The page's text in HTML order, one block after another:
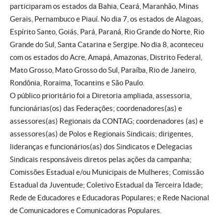
participaram os estados da Bahia, Ceará, Maranhão, Minas
Gerais, Pernambuco e Piauí. No dia 7, os estados de Alagoas,
Espírito Santo, Goiás, Pará, Paraná, Rio Grande do Norte, Rio
Grande do Sul, Santa Catarina e Sergipe. No dia 8, aconteceu
com os estados do Acre, Amapá, Amazonas, Distrito Federal,
Mato Grosso, Mato Grosso do Sul, Paraíba, Rio de Janeiro,
Rondônia, Roraima, Tocantins e São Paulo.
O público prioritário foi a Diretoria ampliada, assessoria,
funcionárias(os) das Federações; coordenadores(as) e
assessores(as) Regionais da CONTAG; coordenadores (as) e
assessores(as) de Polos e Regionais Sindicais; dirigentes,
lideranças e funcionários(as) dos Sindicatos e Delegacias
Sindicais responsáveis diretos pelas ações da campanha;
Comissões Estadual e/ou Municipais de Mulheres; Comissão
Estadual da Juventude; Coletivo Estadual da Terceira Idade;
Rede de Educadores e Educadoras Populares; e Rede Nacional
de Comunicadores e Comunicadoras Populares.